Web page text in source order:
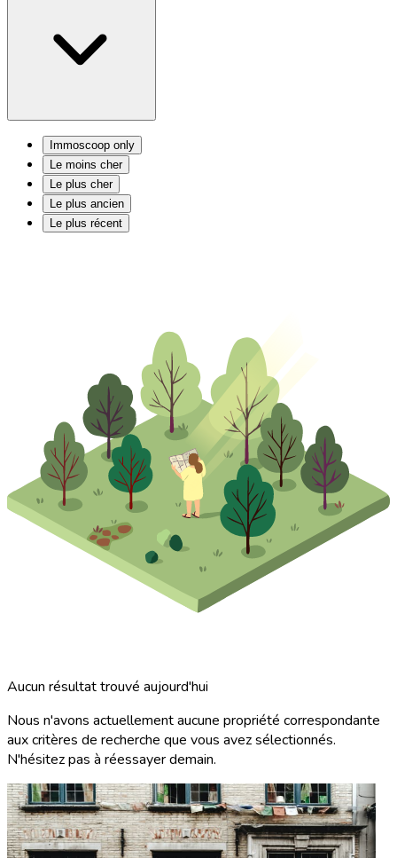
Immoscoop only
Le moins cher
Le plus cher
Le plus ancien
Le plus récent
Aucun résultat trouvé aujourd'hui
Nous n'avons actuellement aucune propriété correspondante
aux critères de recherche que vous avez sélectionnés.
N'hésitez pas à réessayer demain.